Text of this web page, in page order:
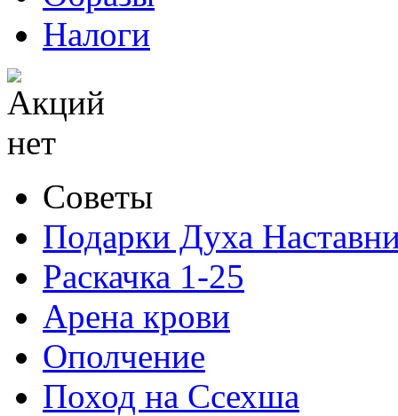
Налоги
Советы
Подарки Духа
Раскачка 1-25
Арена крови
Ополчение
Поход на Ссехша